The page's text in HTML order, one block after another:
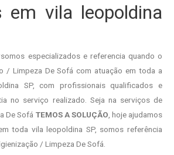
em vila leopoldina
especializados e referencia quando o
/ Limpeza De Sofá com atuação em toda a
SP, com profissionais qualificados e
no serviço realizado. Seja na serviços de
De Sofá TEMOS A SOLUÇÃO , hoje ajudamos
toda vila leopoldina SP, somos referência
/ Limpeza De Sofá.